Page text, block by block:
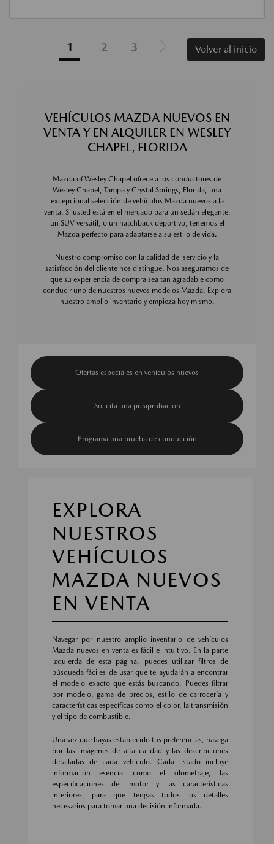
1 2 3 Volver al inicio
VEHÍCULOS MAZDA NUEVOS EN
VENTA Y EN ALQUILER EN WESLEY
CHAPEL, FLORIDA
Mazda of Wesley Chapel ofrece a los conductores de
Wesley Chapel, Tampa y Crystal Springs, Florida, una
excepcional selección de vehículos Mazda nuevos a la
venta. Si usted está en el mercado para un sedán elegante,
un SUV versátil, o un hatchback deportivo, tenemos el
Mazda perfecto para adaptarse a su estilo de vida.
Nuestro compromiso con la calidad del servicio y la
satisfacción del cliente nos distingue. Nos aseguramos de
que su experiencia de compra sea tan agradable como
conducir uno de nuestros nuevos modelos Mazda. Explora
nuestro amplio inventario y empieza hoy mismo.
Ofertas especiales en vehículos nuevos
Solicita una preaprobación
Programa una prueba de conducción
EXPLORA
NUESTROS
VEHÍCULOS
MAZDA NUEVOS
EN VENTA
Navegar por nuestro amplio inventario de vehículos
Mazda nuevos en venta es fácil e intuitivo. En la parte
izquierda de esta página, puedes utilizar filtros de
búsqueda fáciles de usar que te ayudarán a encontrar
el modelo exacto que estás buscando. Puedes filtrar
por modelo, gama de precios, estilo de carrocería y
características específicas como el color, la transmisión
y el tipo de combustible.
Una vez que hayas establecido tus preferencias, navega
por las imágenes de alta calidad y las descripciones
detalladas de cada vehículo. Cada listado incluye
información esencial como el kilometraje, las
especificaciones del motor y las características
interiores, para que tengas todos los detalles
necesarios para tomar una decisión informada.